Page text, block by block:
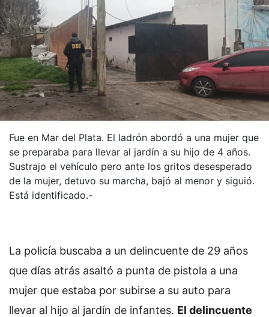
Fue en Mar del Plata. El ladrón abordó a una mujer que
se preparaba para llevar al jardín a su hijo de 4 años.
Sustrajo el vehículo pero ante los gritos desesperado
de la mujer, detuvo su marcha, bajó al menor y siguió.
Está identificado.-
La policía buscaba a un delincuente de 29 años
que días atrás asaltó a punta de pistola a una
mujer que estaba por subirse a su auto para
llevar al hijo al jardín de infantes. El delincuente